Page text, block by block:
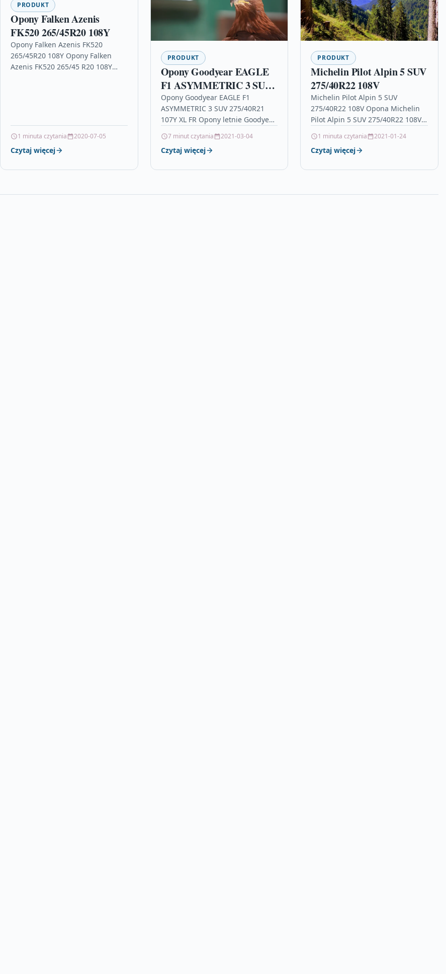
PRODUKT
Opony Falken Azenis
FK520 265/45R20 108Y
Opony Falken Azenis FK520
265/45R20 108Y Opony Falken
Azenis FK520 265/45 R20 108Y
1 minuta czytania 2020-07-05
Czytaj więcej
PRODUKT
Opony Goodyear EAGLE
F1 ASYMMETRIC 3 SUV
275/40R21 107Y XL FR
Opony Goodyear EAGLE F1
ASYMMETRIC 3 SUV 275/40R21
107Y XL FR Opony letnie Goodyear
rozmiarze 275/40 R21 107Y…
7 minut czytania 2021-03-04
Czytaj więcej
PRODUKT
Michelin Pilot Alpin 5 SUV
275/40R22 108V
Michelin Pilot Alpin 5 SUV
275/40R22 108V Opona Michelin
Pilot Alpin 5 SUV 275/40R22 108V
Opony zimowe orurowanie dacia…
1 minuta czytania 2021-01-24
Czytaj więcej